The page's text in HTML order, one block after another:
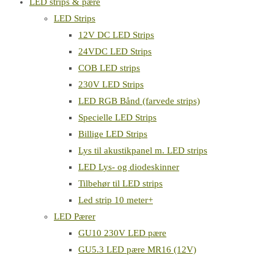
LED Strips
12V DC LED Strips
24VDC LED Strips
COB LED strips
230V LED Strips
LED RGB Bånd (farvede strips)
Specielle LED Strips
Billige LED Strips
Lys til akustikpanel m. LED strips
LED Lys- og diodeskinner
Tilbehør til LED strips
Led strip 10 meter+
LED Pærer
GU10 230V LED pære
GU5.3 LED pære MR16 (12V)